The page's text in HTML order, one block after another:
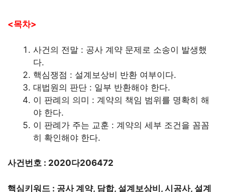
<목차>
사건의 전말 : 공사 계약 문제로 소송이 발생했
다.
핵심쟁점 : 설계보상비 반환 여부이다.
대법원의 판단 : 일부 반환해야 한다.
이 판례의 의미 : 계약의 책임 범위를 명확히 해
야 한다.
이 판례가 주는 교훈 : 계약의 세부 조건을 꼼꼼
히 확인해야 한다.
사건번호 : 2020다206472
핵심키워드 : 공사 계약, 담합, 설계보상비, 시공사, 설계